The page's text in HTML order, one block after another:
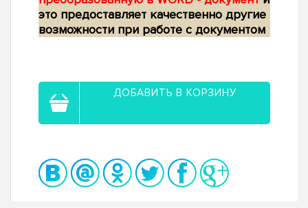
это предоставляет качественно другие
возможности при работе с документом
ДОБАВИТЬ В КОРЗИНУ